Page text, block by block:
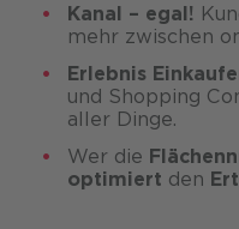
Kanal – egal!
mehr zwischen
Erlebnis
und Shopping
aller Dinge.
Wer die Flächen
optimiert den